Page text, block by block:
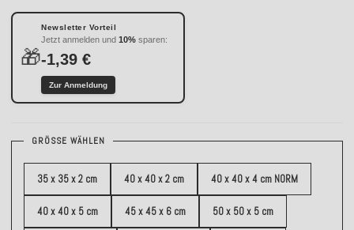
🎁
Newsletter Vorteil
Jetzt anmelden und 10% sparen:
-1,39 €
Zur Anmeldung
GRÖSSE WÄHLEN
35 x 35 x 2 cm 40 x 40 x 2 cm 40 x 40 x 4 cm NORM
40 x 40 x 5 cm 45 x 45 x 6 cm 50 x 50 x 5 cm